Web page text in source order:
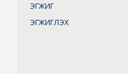
ЭГЖИГ
ЭГЖИГЛЭХ